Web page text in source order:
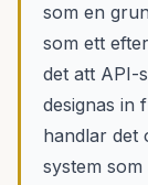
som en
som ett
det att API-
designas in
handlar det
system